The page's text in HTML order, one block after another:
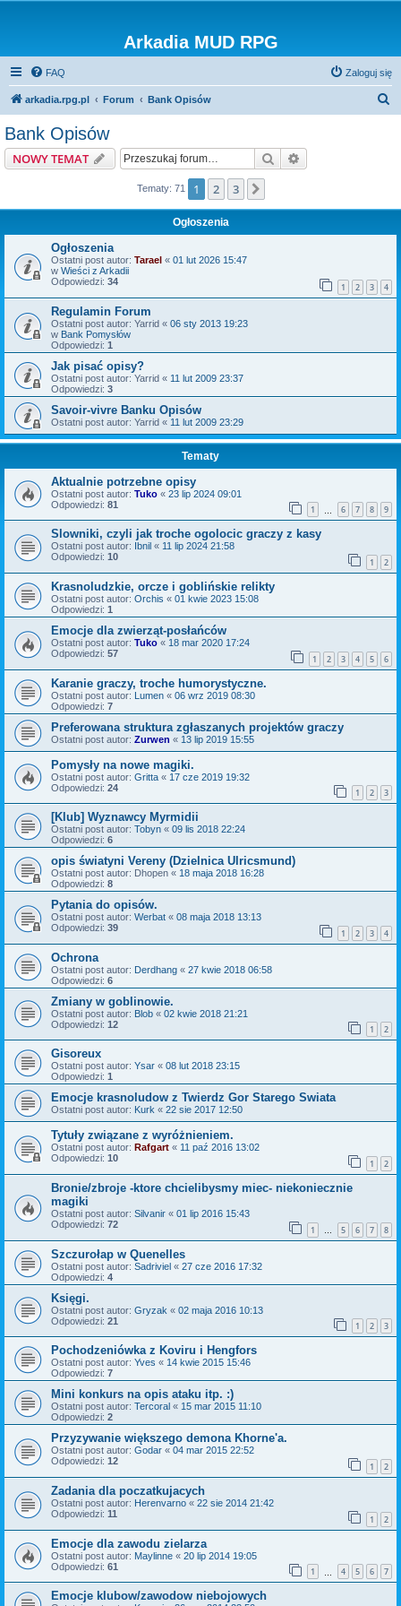
Arkadia MUD RPG
FAQ Zaloguj się
arkadia.rpg.pl Forum Bank Opisów
Bank Opisów
NOWY TEMAT Szukaj
Tematy: 71 1 2 3
Ogłoszenia
Ogłoszenia
Ostatni post autor: Tarael « 01 lut 2026 15:47
w Wieści z Arkadii
Odpowiedzi: 34 1 2 3 4
Regulamin Forum
Ostatni post autor: Yarrid « 06 sty 2013 19:23
w Bank Pomysłów
Odpowiedzi: 1
Jak pisać opisy?
Ostatni post autor: Yarrid « 11 lut 2009 23:37
Odpowiedzi: 3
Savoir-vivre Banku Opisów
Ostatni post autor: Yarrid « 11 lut 2009 23:29
Tematy
Aktualnie potrzebne opisy
Ostatni post autor: Tuko « 23 lip 2024 09:01
Odpowiedzi: 81 1 6 7 8 9
Slowniki, czyli jak troche ogolocic graczy z kasy
Ostatni post autor: Ibnil « 11 lip 2024 21:58
Odpowiedzi: 10 1 2
Krasnoludzkie, orcze i goblińskie relikty
Ostatni post autor: Orchis « 01 kwie 2023 15:08
Odpowiedzi: 1
Emocje dla zwierząt-posłańców
Ostatni post autor: Tuko « 18 mar 2020 17:24
Odpowiedzi: 57 1 2 3 4 5 6
Karanie graczy, troche humorystyczne.
Ostatni post autor: Lumen « 06 wrz 2019 08:30
Odpowiedzi: 7
Preferowana struktura zgłaszanych projektów graczy
Ostatni post autor: Zurwen « 13 lip 2019 15:55
Pomysły na nowe magiki.
Ostatni post autor: Gritta « 17 cze 2019 19:32
Odpowiedzi: 24 1 2 3
[Klub] Wyznawcy Myrmidii
Ostatni post autor: Tobyn « 09 lis 2018 22:24
Odpowiedzi: 6
opis światyni Vereny (Dzielnica Ulricsmund)
Ostatni post autor: Dhopen « 18 maja 2018 16:28
Odpowiedzi: 8
Pytania do opisów.
Ostatni post autor: Werbat « 08 maja 2018 13:13
Odpowiedzi: 39 1 2 3 4
Ochrona
Ostatni post autor: Derdhang « 27 kwie 2018 06:58
Odpowiedzi: 6
Zmiany w goblinowie.
Ostatni post autor: Blob « 02 kwie 2018 21:21
Odpowiedzi: 12 1 2
Gisoreux
Ostatni post autor: Ysar « 08 lut 2018 23:15
Odpowiedzi: 1
Emocje krasnoludow z Twierdz Gor Starego Swiata
Ostatni post autor: Kurk « 22 sie 2017 12:50
Tytuły związane z wyróżnieniem.
Ostatni post autor: Rafgart « 11 paź 2016 13:02
Odpowiedzi: 10 1 2
Bronie/zbroje -ktore chcielibysmy miec- niekoniecznie
magiki
Ostatni post autor: Silvanir « 01 lip 2016 15:43
Odpowiedzi: 72 1 … 5 6 7 8
Szczurołap w Quenelles
Ostatni post autor: Sadriviel « 27 cze 2016 17:32
Odpowiedzi: 4
Księgi.
Ostatni post autor: Gryzak « 02 maja 2016 10:13
Odpowiedzi: 21 1 2 3
Pochodzeniówka z Koviru i Hengfors
Ostatni post autor: Yves « 14 kwie 2015 15:46
Odpowiedzi: 7
Mini konkurs na opis ataku itp. :)
Ostatni post autor: Tercoral « 15 mar 2015 11:10
Odpowiedzi: 2
Przyzywanie większego demona Khorne'a.
Ostatni post autor: Godar « 04 mar 2015 22:52
Odpowiedzi: 12 1 2
Zadania dla poczatkujacych
Ostatni post autor: Herenvarno « 22 sie 2014 21:42
Odpowiedzi: 11 1 2
Emocje dla zawodu zielarza
Ostatni post autor: Maylinne « 20 lip 2014 19:05
Odpowiedzi: 61 1 4 5 6 7
Emocje klubow/zawodow niebojowych